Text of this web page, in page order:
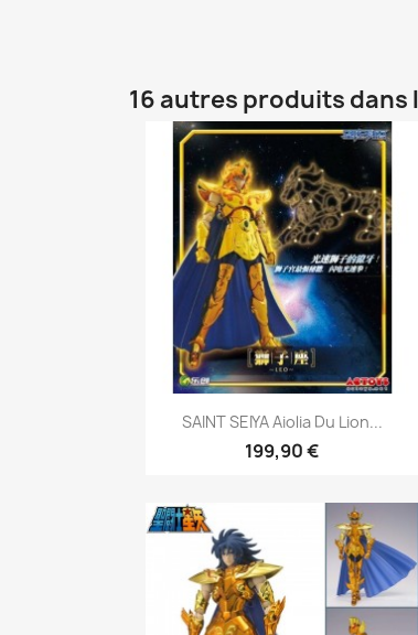
16 autres produits dans
Aperçu rapide
SAINT SEIYA Aiolia Du Lion...
199,90 €